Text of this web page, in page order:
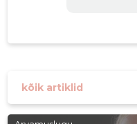
kõik artiklid